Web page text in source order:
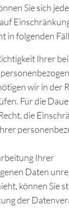
Sie sich
in folgenden
Ihrer
wir in der
Für die
die
Ihrer
Daten
können Sie
der